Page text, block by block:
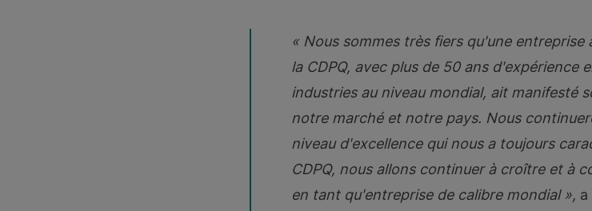
« Nous sommes très fiers qu'une
la CDPQ, avec plus de 50 ans d'expérience
industries au niveau mondial, ait manifesté
notre marché et notre pays. Nous
niveau d'excellence qui nous a toujours
CDPQ, nous allons continuer à croître et à
en tant qu'entreprise de calibre mondial », a